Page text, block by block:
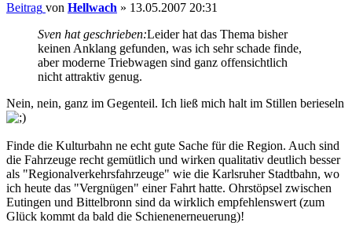
Beitrag von Hellwach » 13.05.2007 20:31
Sven hat geschrieben:Leider hat das Thema bisher
keinen Anklang gefunden, was ich sehr schade finde,
aber moderne Triebwagen sind ganz offensichtlich
nicht attraktiv genug.
Nein, nein, ganz im Gegenteil. Ich ließ mich halt im Stillen berieseln
Finde die Kulturbahn ne echt gute Sache für die Region. Auch sind
die Fahrzeuge recht gemütlich und wirken qualitativ deutlich besser
als "Regionalverkehrsfahrzeuge" wie die Karlsruher Stadtbahn, wo
ich heute das "Vergnügen" einer Fahrt hatte. Ohrstöpsel zwischen
Eutingen und Bittelbronn sind da wirklich empfehlenswert (zum
Glück kommt da bald die Schienenerneuerung)!